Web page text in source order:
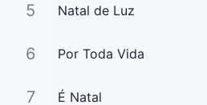
5 Natal de Luz
6 Por Toda Vida
7 É Natal